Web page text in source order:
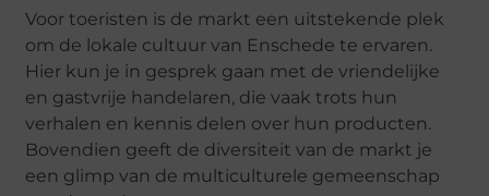
Voor toeristen is de markt een uitstekende plek
om de lokale cultuur van Enschede te ervaren.
Hier kun je in gesprek gaan met de vriendelijke
en gastvrije handelaren, die vaak trots hun
verhalen en kennis delen over hun producten.
Bovendien geeft de diversiteit van de markt je
een glimp van de multiculturele gemeenschap